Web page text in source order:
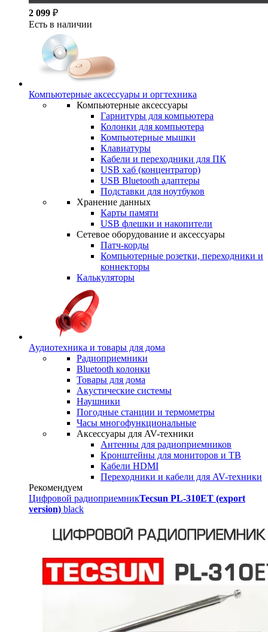
2 099 ₽
Есть в наличии
Компьютерные аксессуары и оргтехника
Компьютерные аксессуары
Гарнитуры для компьютера
Колонки для компьютера
Компьютерные мышки
Клавиатуры
Кабели и переходники для ПК
USB хаб (концентратор)
USB Bluetooth адаптеры
Подставки для ноутбуков
Хранение данных
Карты памяти
USB флешки и накопители
Сетевое оборудование и аксессуары
Патч-корды
Компьютерные розетки, переходники и
коннекторы
Калькуляторы
Аудиотехника и товары для дома
Радиоприемники
Bluetooth колонки
Товары для дома
Акустические системы
Наушники
Погодные станции и термометры
Часы многофункциональные
Аксессуары для AV-техники
Антенны для радиоприемников
Кронштейны для мониторов и ТВ
Кабели HDMI
Переходники и кабели для AV-техники
Рекомендуем
Цифровой радиоприемникTecsun PL-310ET (export
version) black